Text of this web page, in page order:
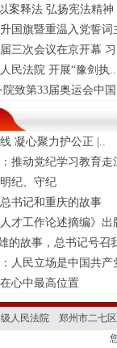
案释法 弘扬宪法精神
国旗暨重温入党誓词
三次会议在京开幕
民法院 开展“豫剑执..
致第33届奥运会中
凝心聚力护公正 |..
推动党纪学习教育走
纪、守纪
书记和重庆的故事
人才工作论述摘编》出
的故事，总书记号召
人民立场是中国共产
心中最高位置
人民法院
郑州市二七